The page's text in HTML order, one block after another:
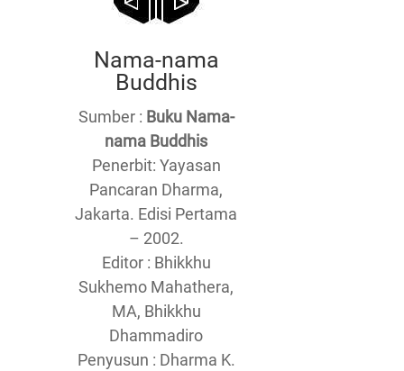
Nama-nama
Buddhis
Sumber : Buku Nama-
nama Buddhis
Penerbit: Yayasan
Pancaran Dharma,
Jakarta. Edisi Pertama
– 2002.
Editor : Bhikkhu
Sukhemo Mahathera,
MA, Bhikkhu
Dhammadiro
Penyusun : Dharma K.